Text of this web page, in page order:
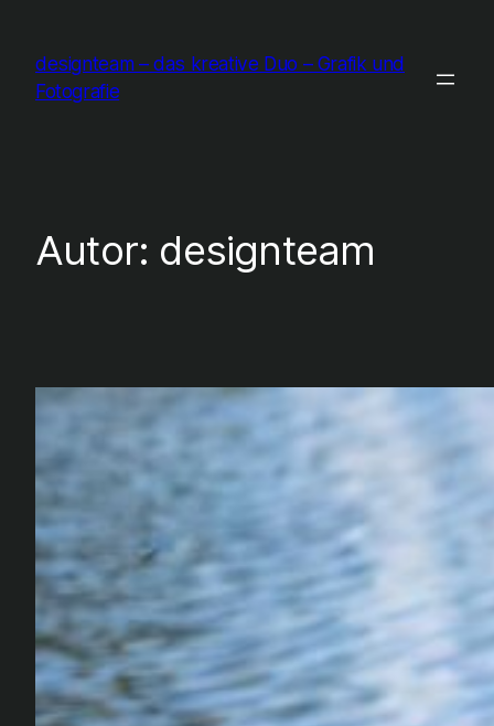
springen
designteam – das kreative Duo – Grafik und
Fotografie
Autor: designteam